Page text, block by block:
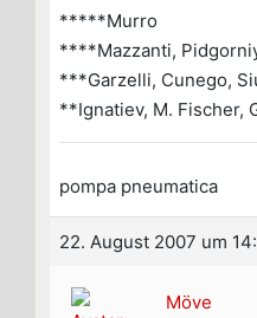
*****Murro
****Mazzanti,
***Garzelli, Cunego,
**Ignatiev, M. Fischer,
pompa pneumatica
22. August 2007 um
Möve